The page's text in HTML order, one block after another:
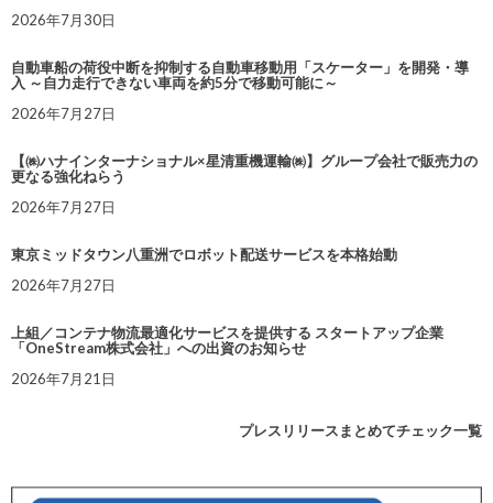
2026年7月30日
自動車船の荷役中断を抑制する自動車移動用「スケーター」を開発・導
入 ～自力走行できない車両を約5分で移動可能に～
2026年7月27日
【㈱ハナインターナショナル×星清重機運輸㈱】グループ会社で販売力の
更なる強化ねらう
2026年7月27日
東京ミッドタウン八重洲でロボット配送サービスを本格始動
2026年7月27日
上組／コンテナ物流最適化サービスを提供する スタートアップ企業
「OneStream株式会社」への出資のお知らせ
2026年7月21日
プレスリリースまとめてチェック一覧